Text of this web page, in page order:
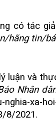
có tác
hãng tin/
luận và
Nhân
xa-
8/2021.